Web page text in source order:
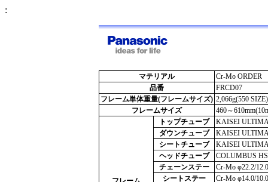
:
マテリアル
Cr-Mo ORDER
品番
FRCD07
フレーム単体重量(フレームサイズ) 2,066g(550 SIZE)
フレームサイズ
460～
トップチューブ
KAISEI
ダウンチューブ
KAISEI
シートチューブ
KAISEI
ヘッドチューブ
COLUMBUS
チェーンステー
Cr-Mo φ22.2/
シートステー
Cr-Mo φ14.0/